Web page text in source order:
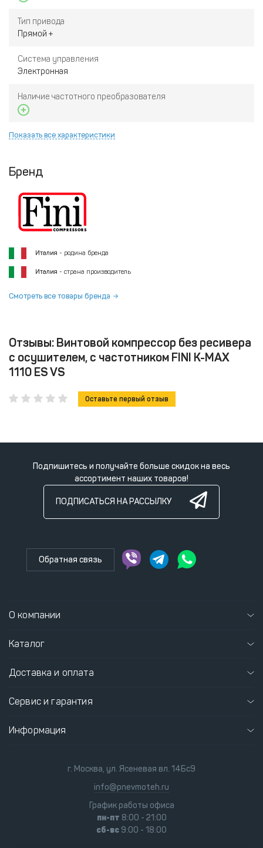
Тип привода
Прямой +
Система управления
Электронная
Наличие частотного преобразователя
Показать все характеристики
Бренд
Италия - родина бренда
Италия - страна производитель
Смотреть все товары бренда
Отзывы: Винтовой компрессор без ресивера
с осушителем, с частотником FINI K-MAX
1110 ES VS
Оставьте первый отзыв
Подпишитесь и получайте больше скидок на весь
ассортимент наших товаров!
ПОДПИСАТЬСЯ НА РАССЫЛКУ
Обратная связь
О компании
Каталог
Доставка и оплата
Сервис и гарантия
Информация
г. Москва, ул. Ясеневая вл. 14Бс9
info@pnevmoteh.ru
График работы офиса
пн-пт 8:00 - 21:00
сб-вс 9:00 - 18:00